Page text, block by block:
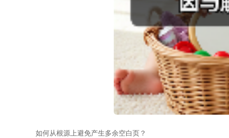
如何从根源上避免产生多余空白页？